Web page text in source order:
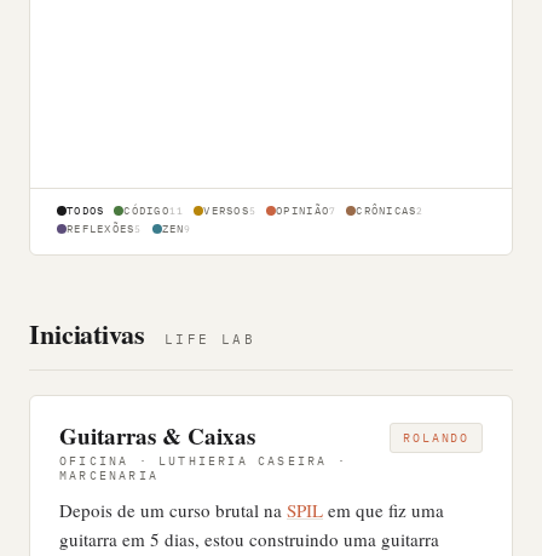
TODOS CÓDIGO 11 VERSOS 5 OPINIÃO7 CRÔNICAS 2
REFLEXÕES 5 ZEN9
Iniciativas LIFE LAB
Guitarras & Caixas
OFICINA · LUTHIERIA CASEIRA ·
MARCENARIA
ROLANDO
Depois de um curso brutal na SPIL em que fiz uma
guitarra em 5 dias, estou construindo uma guitarra